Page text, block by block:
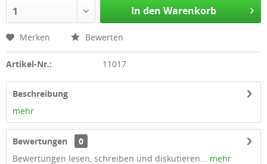
1 In den Warenkorb
Merken Bewerten
Artikel-Nr.: 11017
Beschreibung
mehr
Bewertungen
0
Bewertungen lesen, schreiben und diskutieren... mehr